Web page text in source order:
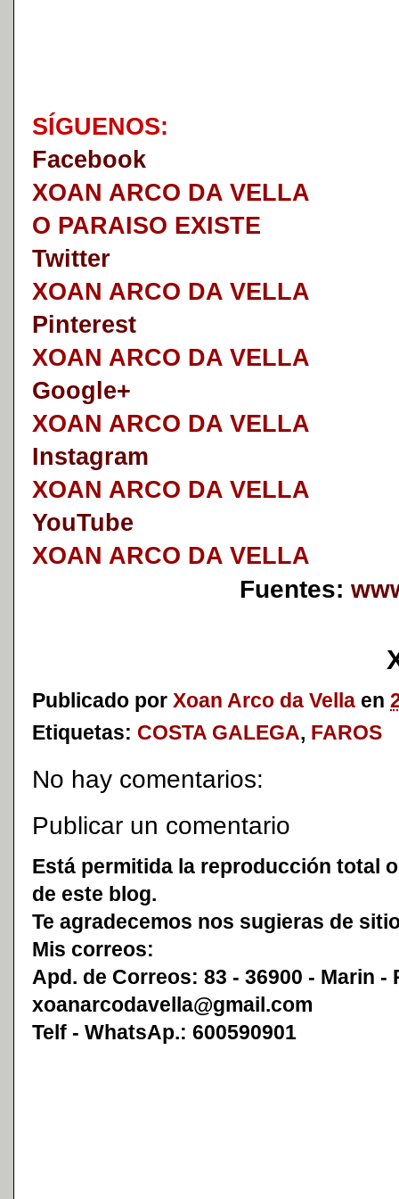
SÍGUENOS:
Facebook
XOAN ARCO DA VELLA
O PARAISO EXISTE
Twitter
XOAN ARCO DA VELLA
Pinterest
XOAN ARCO DA VELLA
Google+
XOAN ARCO DA VELLA
Instagram
XOAN ARCO DA VELLA
YouTube
XOAN ARCO DA VELLA
Fuentes:
Publicado por Xoan Arco da Vella en
Etiquetas: COSTA GALEGA, FAROS
No hay comentarios:
Publicar un comentario
Está permitida la reproducción total
de este blog.
Te agradecemos nos sugieras de
Mis correos:
Apd. de Correos: 83 - 36900 - Marin -
xoanarcodavella@gmail.com
Telf - WhatsAp.: 600590901